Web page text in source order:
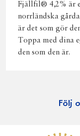
Fjällfil® 4,2% är
norrländska
är det som gör
Toppa med dina
den som den är.
Följ